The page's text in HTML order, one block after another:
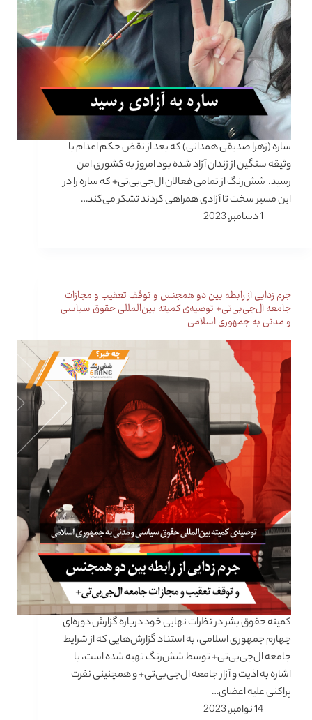
ساره (زهرا صدیقی همدانی) که بعد از نقض حکم اعدام با
وثیقه سنگین از زندان آزاد شده بود امروز به کشوری امن
رسید. شش‌رنگ از تمامی فعالان ال‌جی‌بی‌تی+ که ساره را در
این مسیر سخت تا آزادی همراهی کردند تشکر می‌کند…
1 دسامبر, 2023
جرم زدایی از رابطه بین دو همجنس و توقف تعقیب و مجازات
جامعه ال‌جی‌بی‌تی+ توصیه‌ی کمیته بین‌المللی حقوق سیاسی
و مدنی به جمهوری اسلامی
کمیته حقوق بشر در نظرات نهایی خود درباره گزارش دوره‌ای
چهارم جمهوری اسلامی، به استناد گزارش‌هایی که از شرایط
جامعه ال‌جی‌بی‌تی+ توسط شش‌رنگ تهیه شده است، با
اشاره به اذیت و آزار جامعه ال‌جی‌بی‌تی+ و همچنینی نفرت
پراکنی علیه اعضای…
14 نوامبر, 2023